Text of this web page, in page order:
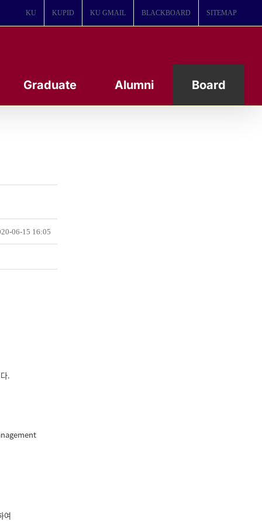
KU KUPID KU GMAIL BLACKBOARD SITEMAP
Graduate Alumni Board
06-15 16:05
.
여